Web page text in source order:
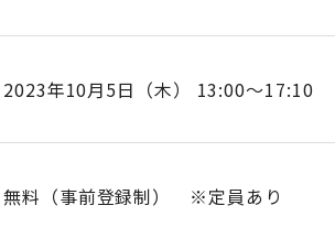
2023年10月5日（木） 13:00～17:10
無料（事前登録制） ※定員あり